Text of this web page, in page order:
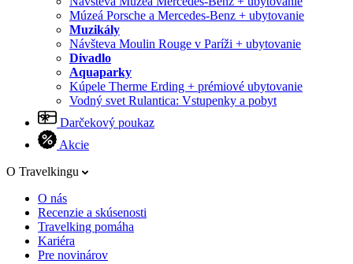
Múzeá Porsche a Mercedes-Benz + ubytovanie
Muzikály
Návšteva Moulin Rouge v Paríži + ubytovanie
Divadlo
Aquaparky
Kúpele Therme Erding + prémiové ubytovanie
Vodný svet Rulantica: Vstupenky a pobyt
Darčekový poukaz
Akcie
O Travelkingu
O nás
Recenzie a skúsenosti
Travelking pomáha
Kariéra
Pre novinárov